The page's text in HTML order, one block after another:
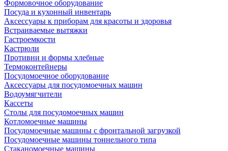
Формовочное оборудование
Посуда и кухонный инвентарь
Аксессуары к приборам для красоты и здоровья
Встраиваемые вытяжки
Гастроемкости
Кастрюли
Противни и формы хлебные
Термоконтейнеры
Посудомоечное оборудование
Аксессуары для посудомоечных машин
Водоумягчители
Кассеты
Столы для посудомоечных машин
Котломоечные машины
Посудомоечные машины с фронтальной загрузкой
Посудомоечные машины тоннельного типа
Стаканомоечные машины